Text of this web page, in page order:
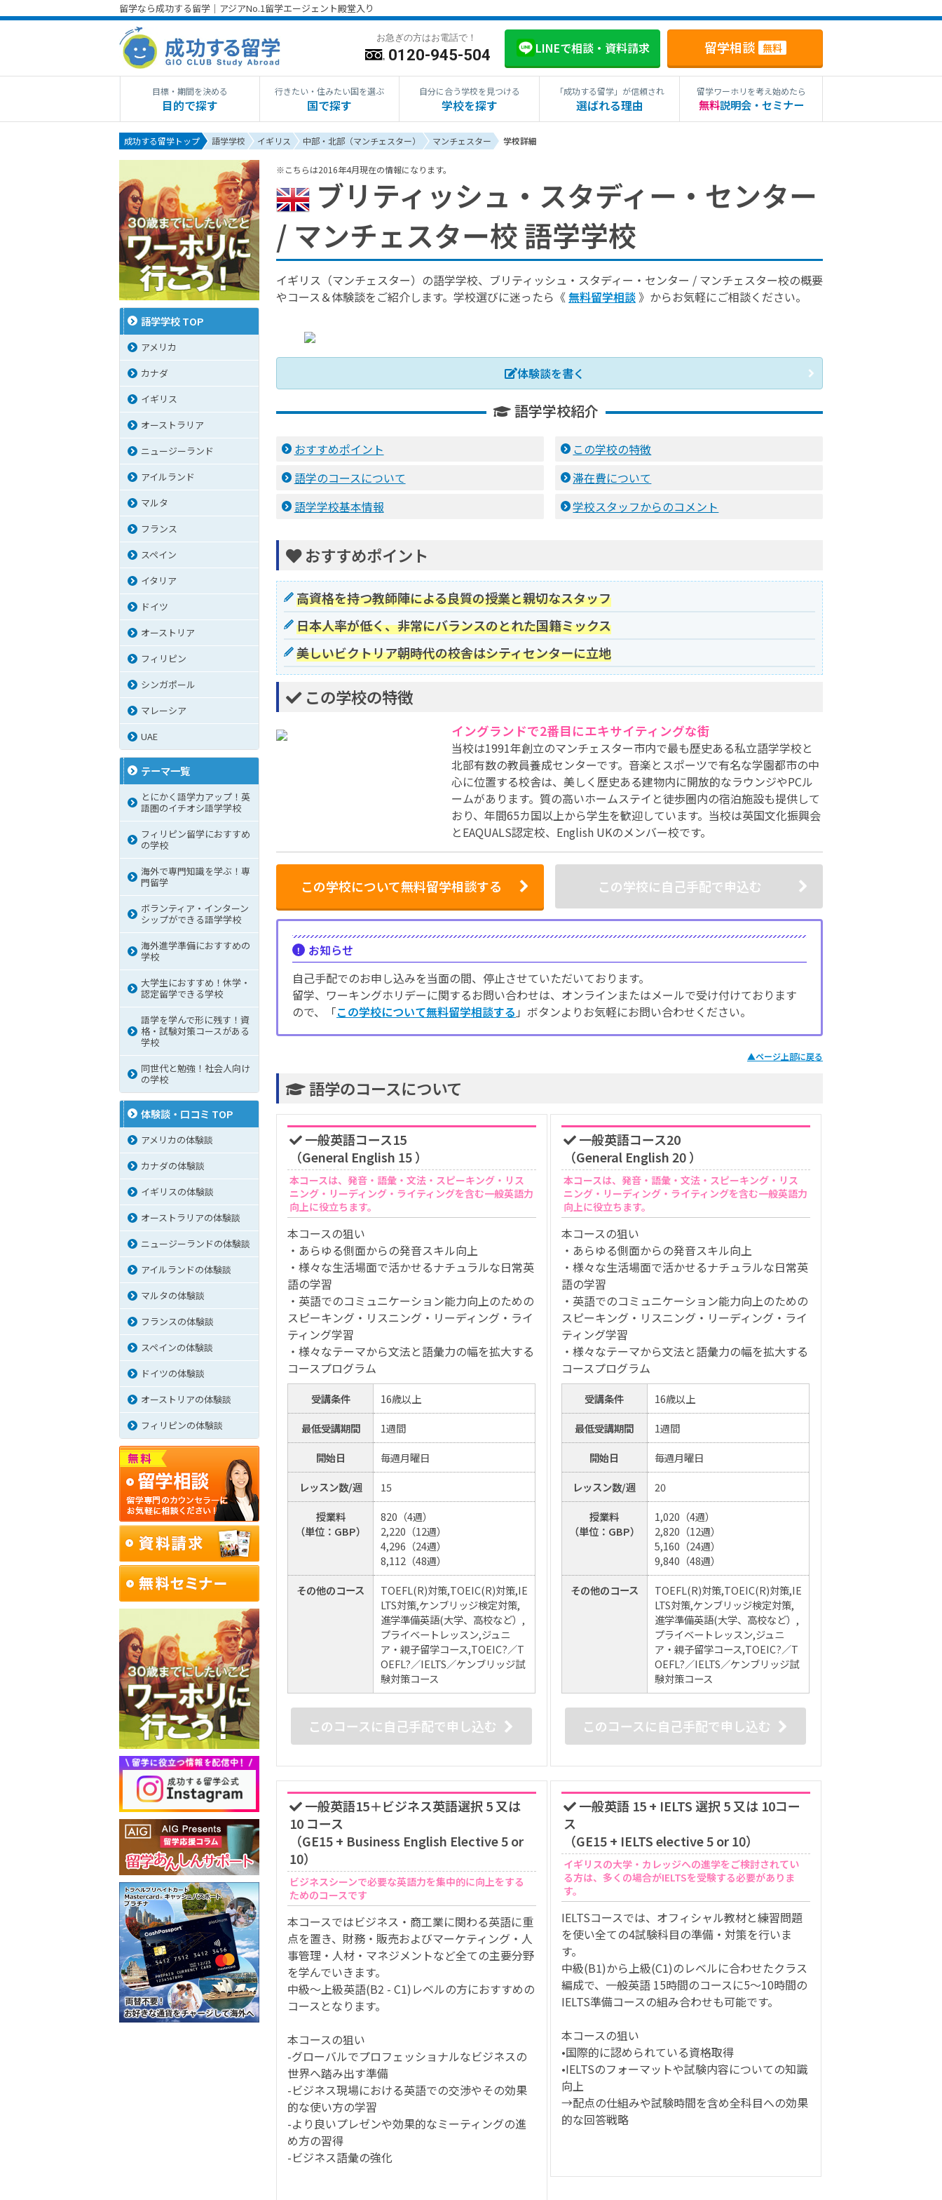
留学なら成功する留学｜アジアNo.1留学エージェント殿堂入り
お急ぎの方はお電話で！
0120-945-504 LINEで相談・資料請求 留学相談 無料
目標・期間を決める
目的で探す
行きたい・住みたい国を選ぶ
国で探す
自分に合う学校を見つける
学校を探す
「成功する留学」が信頼され
選ばれる理由
留学ワーホリを考え始めたら
無料説明会・セミナー
成功する留学トップ 語学学校 イギリス 中部・北部（マンチェスター） マンチェスター 学校詳細
※こちらは2016年4月現在の情報になります。
ブリティッシュ・スタディー・センター
/ マンチェスター校 語学学校
イギリス（マンチェスター）の語学学校、ブリティッシュ・スタディー・センター / マンチェスター校の概要
やコース＆体験談をご紹介します。学校選びに迷ったら《 無料留学相談 》からお気軽にご相談ください。
体験談を書く
語学学校紹介
おすすめポイント
この学校の特徴
語学のコースについて
滞在費について
語学学校基本情報
学校スタッフからのコメント
おすすめポイント
高資格を持つ教師陣による良質の授業と親切なスタッフ
日本人率が低く、非常にバランスのとれた国籍ミックス
美しいビクトリア朝時代の校舎はシティセンターに立地
この学校の特徴
イングランドで2番目にエキサイティングな街
当校は1991年創立のマンチェスター市内で最も歴史ある私立語学学校と
北部有数の教員養成センターです。音楽とスポーツで有名な学園都市の中
心に位置する校舎は、美しく歴史ある建物内に開放的なラウンジやPCル
ームがあります。質の高いホームステイと徒歩圏内の宿泊施設も提供して
おり、年間65カ国以上から学生を歓迎しています。当校は英国文化振興会
とEAQUALS認定校、English UKのメンバー校です。
この学校について無料留学相談する この学校に自己手配で申込む
お知らせ
自己手配でのお申し込みを当面の間、停止させていただいております。
留学、ワーキングホリデーに関するお問い合わせは、オンラインまたはメールで受け付けております
ので、「この学校について無料留学相談する 」ボタンよりお気軽にお問い合わせください。
▲ページ上部に戻る
語学のコースについて
一般英語コース15
（General English 15 ）
本コースは、発音・語彙・文法・スピーキング・リス
ニング・リーディング・ライティングを含む一般英語力
向上に役立ちます。
本コースの狙い
・あらゆる側面からの発音スキル向上
・様々な生活場面で活かせるナチュラルな日常英
語の学習
・英語でのコミュニケーション能力向上のための
スピーキング・リスニング・リーディング・ライ
ティング学習
・様々なテーマから文法と語彙力の幅を拡大する
コースプログラム
受講条件
16歳以上
最低受講期間
1週間
開始日
毎週月曜日
レッスン数/週
15
授業料
（単位：GBP）
820（4週）
2,220（12週）
4,296（24週）
8,112（48週）
その他のコース
TOEFL(R)対策,TOEIC(R)対策,IE
LTS対策,ケンブリッジ検定対策,
進学準備英語(大学、高校など）,
プライベートレッスン,ジュニ
ア・親子留学コース,TOEIC?／T
OEFL?／IELTS／ケンブリッジ試
験対策コース
このコースに自己手配で申し込む
一般英語コース20
（General English 20 ）
本コースは、発音・語彙・文法・スピーキング・リス
ニング・リーディング・ライティングを含む一般英語力
向上に役立ちます。
本コースの狙い
・あらゆる側面からの発音スキル向上
・様々な生活場面で活かせるナチュラルな日常英
語の学習
・英語でのコミュニケーション能力向上のための
スピーキング・リスニング・リーディング・ライ
ティング学習
・様々なテーマから文法と語彙力の幅を拡大する
コースプログラム
受講条件
16歳以上
最低受講期間
1週間
開始日
毎週月曜日
レッスン数/週
20
授業料
（単位：GBP）
1,020（4週）
2,820（12週）
5,160（24週）
9,840（48週）
その他のコース
TOEFL(R)対策,TOEIC(R)対策,IE
LTS対策,ケンブリッジ検定対策,
進学準備英語(大学、高校など）,
プライベートレッスン,ジュニ
ア・親子留学コース,TOEIC?／T
OEFL?／IELTS／ケンブリッジ試
験対策コース
このコースに自己手配で申し込む
一般英語15＋ビジネス英語選択 5 又は
10 コース
（GE15 + Business English Elective 5 or
10）
ビジネスシーンで必要な英語力を集中的に向上をする
ためのコースです
本コースではビジネス・商工業に関わる英語に重
点を置き、財務・販売およびマーケティング・人
事管理・人材・マネジメントなど全ての主要分野
を学んでいきます。
中級～上級英語(B2 - C1)レベルの方におすすめの
コースとなります。
本コースの狙い
-グローバルでプロフェッショナルなビジネスの
世界へ踏み出す準備
-ビジネス現場における英語での交渉やその効果
的な使い方の学習
-より良いプレゼンや効果的なミーティングの進
め方の習得
-ビジネス語彙の強化
一般英語 15 + IELTS 選択 5 又は 10コー
ス
（GE15 + IELTS elective 5 or 10）
イギリスの大学・カレッジへの進学をご検討されてい
る方は、多くの場合がIELTSを受験する必要がありま
す。
IELTSコースでは、オフィシャル教材と練習問題
を使い全ての4試験科目の準備・対策を行いま
す。
中級(B1)から上級(C1)のレベルに合わせたクラス
編成で、一般英語 15時間のコースに5～10時間の
IELTS準備コースの組み合わせも可能です。
本コースの狙い
•国際的に認められている資格取得
•IELTSのフォーマットや試験内容についての知識
向上
→配点の仕組みや試験時間を含め全科目への効果
的な回答戦略
語学学校 TOP
アメリカ
カナダ
イギリス
オーストラリア
ニュージーランド
アイルランド
マルタ
フランス
スペイン
イタリア
ドイツ
オーストリア
フィリピン
シンガポール
マレーシア
UAE
テーマ一覧
とにかく語学力アップ！英
語圏のイチオシ語学学校
フィリピン留学におすすめ
の学校
海外で専門知識を学ぶ！専
門留学
ボランティア・インターン
シップができる語学学校
海外進学準備におすすめの
学校
大学生におすすめ！休学・
認定留学できる学校
語学を学んで形に残す！資
格・試験対策コースがある
学校
同世代と勉強！社会人向け
の学校
体験談・口コミ TOP
アメリカの体験談
カナダの体験談
イギリスの体験談
オーストラリアの体験談
ニュージーランドの体験談
アイルランドの体験談
マルタの体験談
フランスの体験談
スペインの体験談
ドイツの体験談
オーストリアの体験談
フィリピンの体験談